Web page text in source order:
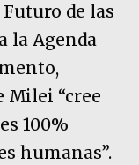
de las
la Agenda
Milei “cree
100%
humanas”.